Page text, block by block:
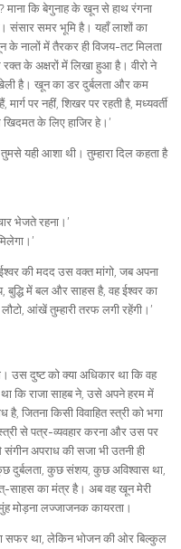
माना कि बेगुनाह के खून से हाथ रंगना
संसार समर भूमि है। यहाँ लाशों का
के नालों में तैरकर ही विजय-तट मिलता
के अक्षरों में लिखा हुआ है। वीरो ने
है। खून का डर दुर्बलता और कम
मार्ग पर नहीं, शिखर पर रहती है, मध्यवर्ती
के लिए हाजिर हे।’
यही आशा थी। तुम्हारा दिल कहता है
भेजते रहना।’
की मदद उस वक्त मांगो, जब अपना
बुद्धि में बल और साहस है, वह ईश्वर का
आंखें तुम्हारी तरफ लगी रहेंगी।’
उस दुष्ट को क्या अधिकार था कि वह
कि राजा साहब ने, उसे अपने हरम में
जितना किसी विवाहित स्त्री को भगा
से पत्र-व्यवहार करना और उस पर
संगीन अपराध की सजा भी उतनी ही
दुर्बलता, कुछ संशय, कुछ अविश्वास था,
साहस का मंत्र है। अब वह खून मेरी
मोड़ना लज्जाजनक कायरता।
सफर था, लेकिन भोजन की ओर बिल्कुल